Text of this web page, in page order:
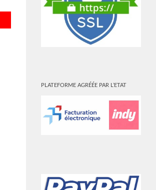
PLATEFORME AGRÉÉE PAR L’ETAT